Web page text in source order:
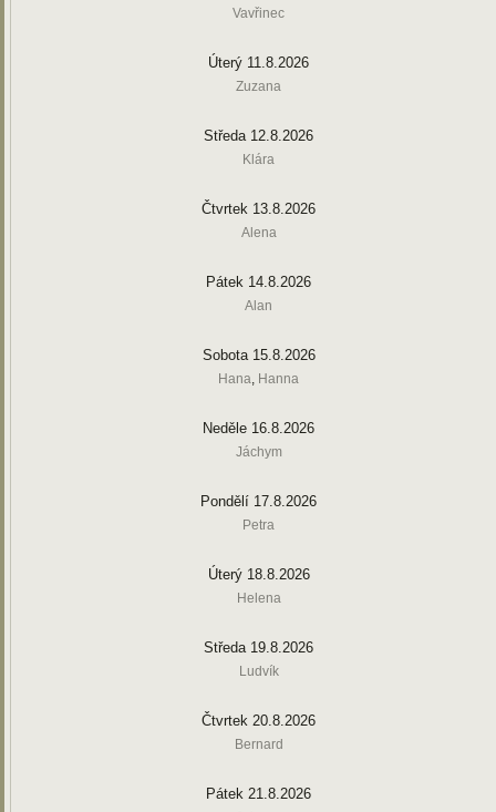
Vavřinec
Úterý 11.8.2026
Zuzana
Středa 12.8.2026
Klára
Čtvrtek 13.8.2026
Alena
Pátek 14.8.2026
Alan
Sobota 15.8.2026
Hana, Hanna
Neděle 16.8.2026
Jáchym
Pondělí 17.8.2026
Petra
Úterý 18.8.2026
Helena
Středa 19.8.2026
Ludvík
Čtvrtek 20.8.2026
Bernard
Pátek 21.8.2026